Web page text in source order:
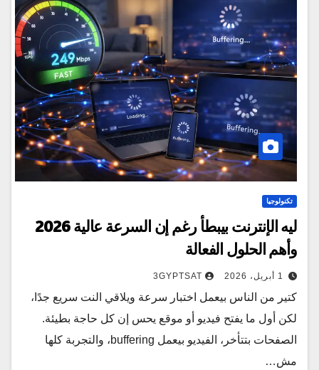
تكنولوجيا
ليه الإنترنت بيبطأ رغم إن السرعة عالية 2026
وأهم الحلول الفعالة
1 أبريل، 2026 3GYPTSAT
كتير من الناس بيعمل اختبار سرعة ويلاقي النت سريع جدًا،
لكن أول ما يفتح فيديو أو موقع يحس إن كل حاجة بطيئة.
الصفحات بتتأخر، الفيديو بيعمل buffering، والتجربة كلها
مش…